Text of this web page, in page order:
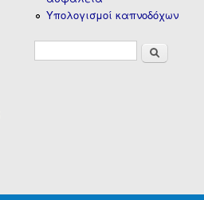
Υπολογισμοί καπνοδόχων
Φόρμα
Αναζήτηση